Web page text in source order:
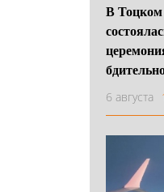
В Тоцком
6 августа